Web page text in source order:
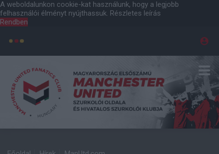
A weboldalunkon cookie-kat használunk, hogy a legjobb
felhasználói élményt nyújthassuk. Részletes leírás
Rendben